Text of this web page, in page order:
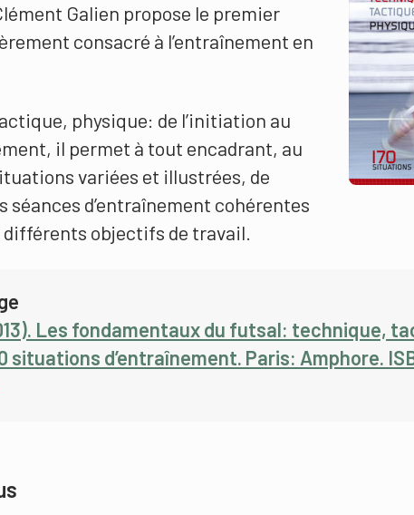
Galien propose le premier
consacré à l’entraînement en
physique: de l’initiation au
il permet à tout encadrant, au
variées et illustrées, de
séances d’entraînement cohérentes
objectifs de travail.
Les fondamentaux du futsal: technique,
situations d’entraînement. Paris: Amphore.